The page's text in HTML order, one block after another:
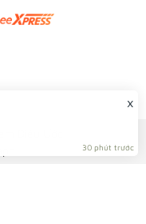
x
30 phút trước